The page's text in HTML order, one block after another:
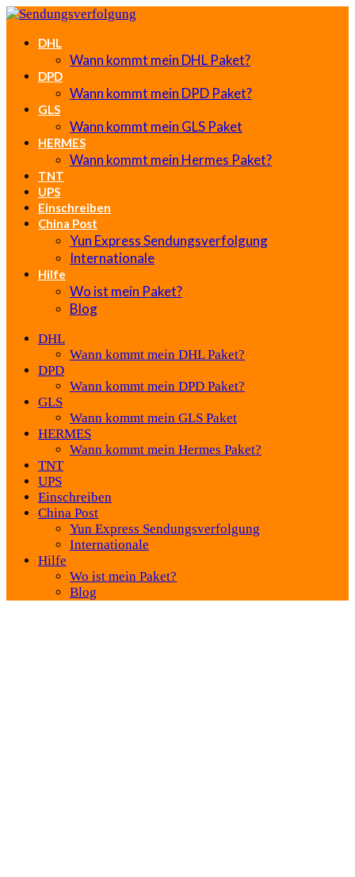
DHL
Wann kommt mein DHL Paket?
DPD
Wann kommt mein DPD Paket?
GLS
Wann kommt mein GLS Paket
HERMES
Wann kommt mein Hermes Paket?
TNT
UPS
Einschreiben
China Post
Yun Express Sendungsverfolgung
Internationale
Hilfe
Wo ist mein Paket?
Blog
DHL
Wann kommt mein DHL Paket?
DPD
Wann kommt mein DPD Paket?
GLS
Wann kommt mein GLS Paket
HERMES
Wann kommt mein Hermes Paket?
TNT
UPS
Einschreiben
China Post
Yun Express Sendungsverfolgung
Internationale
Hilfe
Wo ist mein Paket?
Blog